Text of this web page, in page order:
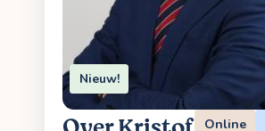
Nieuw!
Online